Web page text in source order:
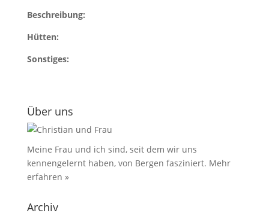
Beschreibung:
Hütten:
Sonstiges:
Über uns
Meine Frau und ich sind, seit dem wir uns
kennengelernt haben, von Bergen fasziniert. Mehr
erfahren »
Archiv